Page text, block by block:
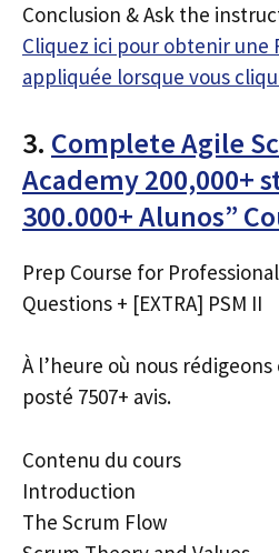
Conclusion & Ask the
Cliquez ici pour obtenir une
appliquée lorsque vous
3. Complete Agile
Academy 200,000+
300.000+ Alunos”
Prep Course for
Questions + [EXTRA] PSM II
À l’heure où nous
posté 7507+ avis.
Contenu du cours
Introduction
The Scrum Flow